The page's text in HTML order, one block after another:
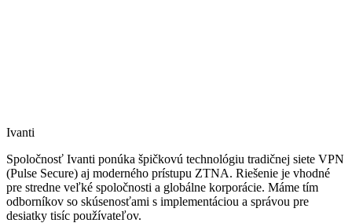
Ivanti
Spoločnosť Ivanti ponúka špičkovú technológiu tradičnej siete VPN
(Pulse Secure) aj moderného prístupu ZTNA. Riešenie je vhodné
pre stredne veľké spoločnosti a globálne korporácie. Máme tím
odborníkov so skúsenosťami s implementáciou a správou pre
desiatky tisíc používateľov.